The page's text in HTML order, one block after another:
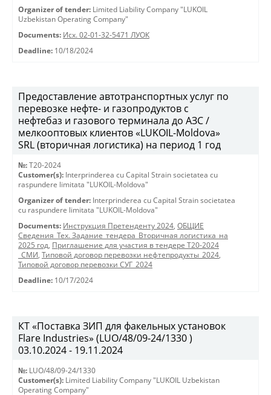
Organizer of tender: Limited Liability Company "LUKOIL
Uzbekistan Operating Company"
Documents: Исх. 02-01-32-5471 ЛУОК
Deadline: 10/18/2024
Предоставление автотранспортных услуг по
перевозке нефте- и газопродуктов с
нефтебаз и газового терминала до АЗС /
мелкооптовых клиентов «LUKOIL-Moldova»
SRL (вторичная логистика) на период 1 год
№: T20-2024
Customer(s): Interprinderea cu Capital Strain societatea cu
raspundere limitata "LUKOIL-Moldova"
Organizer of tender: Interprinderea cu Capital Strain societatea
cu raspundere limitata "LUKOIL-Moldova"
Documents: Инструкция Претенденту 2024, ОБЩИЕ
Сведения_Тех. Задание_тендера_Вторичная логистика_на
2025 год, Приглашение для участия в тендере Т20-2024
_СМИ, Типовой договор перевозки нефтепродукты_2024,
Типовой договор перевозки СУГ_2024
Deadline: 10/17/2024
КТ «Поставка ЗИП для факельных установок
Flare Industries» (LUO/48/09-24/1330 )
03.10.2024 - 19.11.2024
№: LUO/48/09-24/1330
Customer(s): Limited Liability Company "LUKOIL Uzbekistan
Operating Company"